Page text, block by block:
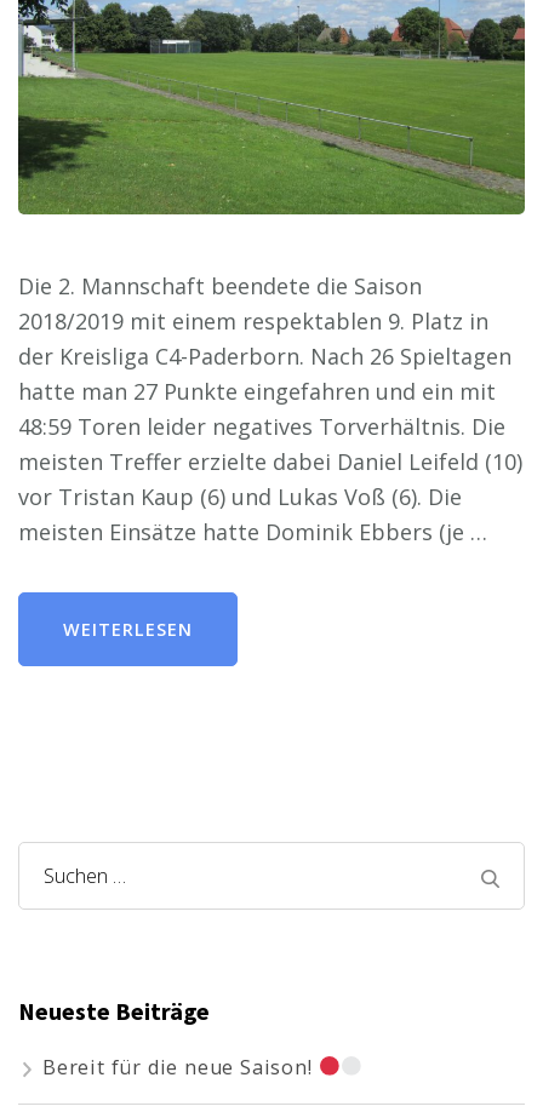
Die 2. Mannschaft beendete die Saison
2018/2019 mit einem respektablen 9. Platz in
der Kreisliga C4-Paderborn. Nach 26 Spieltagen
hatte man 27 Punkte eingefahren und ein mit
48:59 Toren leider negatives Torverhältnis. Die
meisten Treffer erzielte dabei Daniel Leifeld (10)
vor Tristan Kaup (6) und Lukas Voß (6). Die
meisten Einsätze hatte Dominik Ebbers (je …
WEITERLESEN
Suchen
nach:
Neueste Beiträge
Bereit für die neue Saison!